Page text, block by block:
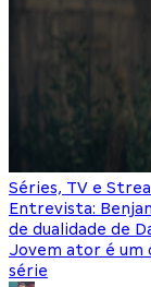
Séries, TV e
Entrevista:
de dualidade de
Jovem ator é um
série